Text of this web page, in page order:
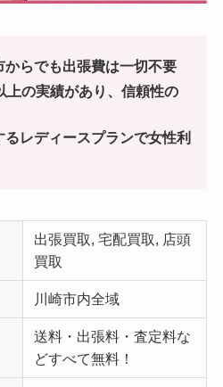
らでも出張費は一切不要
上の実績があり、信頼性の
レディースプランで女性利
出張買取, 宅配買取, 店頭
買取
川崎市内全域
送料・出張料・査定料な
どすべて無料！